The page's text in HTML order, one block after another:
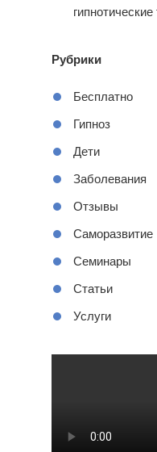
гипнотические
Рубрики
Бесплатно
Гипноз
Дети
Заболевания
Отзывы
Саморазвитие
Семинары
Статьи
Услуги